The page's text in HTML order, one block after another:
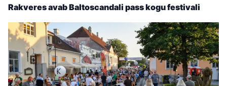
Rakveres avab Baltoscandali pass kogu festivali